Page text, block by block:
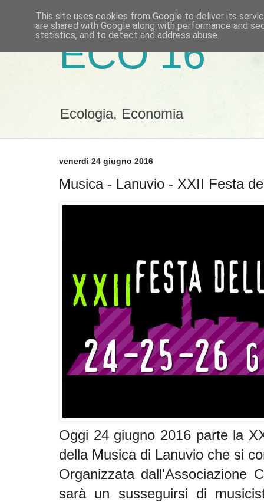
ECO 16
Ecologia, Economia
venerdì 24 giugno 2016
Musica - Lanuvio - XXII Festa
Oggi 24 giugno 2016 parte la
della Musica di Lanuvio che si
Organizzata dall'Associazione
sarà un susseguirsi di
This site uses cookies from Google to deliver its
are shared with Google along with performance and
statistics, and to detect and address abuse.